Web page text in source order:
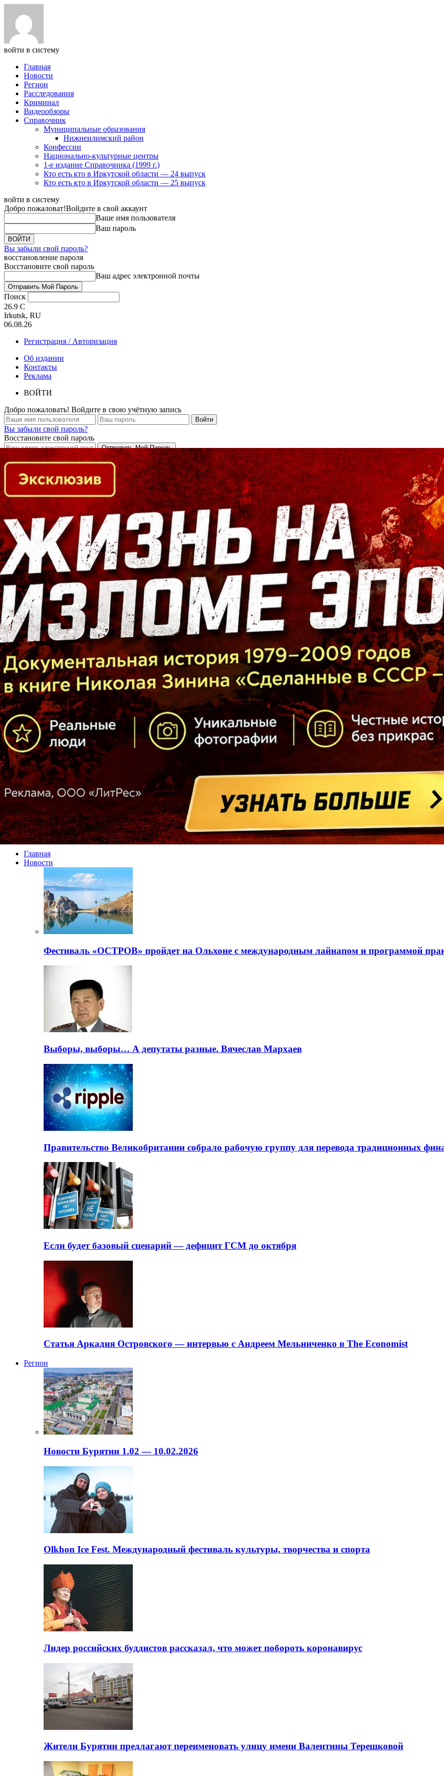
войти в систему
Главная
Новости
Регион
Расследования
Криминал
Видеообзоры
Справочник
Муниципальные образования
Нижнеилимский район
Конфессии
Национально-культурные центры
1-е издание Справочника (1999 г.)
Кто есть кто в Иркутской области — 24 выпуск
Кто есть кто в Иркутской области — 25 выпуск
войти в систему
Добро пожаловат!Войдите в свой аккаунт
Ваше имя пользователя
Ваш пароль
Вы забыли свой пароль?
восстановление пароля
Восстановите свой пароль
Ваш адрес электронной почты
Поиск
26.9 C
Irkutsk, RU
06.08.26
Регистрация / Авторизация
Об издании
Контакты
Реклама
ВОЙТИ
Добро пожаловать! Войдите в свою учётную запись
Вы забыли свой пароль?
Восстановите свой пароль
Кто есть кто в Байкальском регионе
Главная
Новости
Фестиваль «ОСТРОВ» пройдет на Ольхоне с международным лайнапом и программой
Выборы, выборы… А депутаты разные. Вячеслав Мархаев
Правительство Великобритании собрало рабочую группу для перевода традиционных
Если будет базовый сценарий — дефицит ГСМ до октября
Статья Аркадия Островского — интервью с Андреем Мельниченко в The Economist
Регион
Новости Бурятии 1.02 — 10.02.2026
Olkhon Ice Fest. Международный фестиваль культуры, творчества и спорта
Лидер российских буддистов рассказал, что может побороть коронавирус
Жители Бурятии предлагают переименовать улицу имени Валентины Терешковой